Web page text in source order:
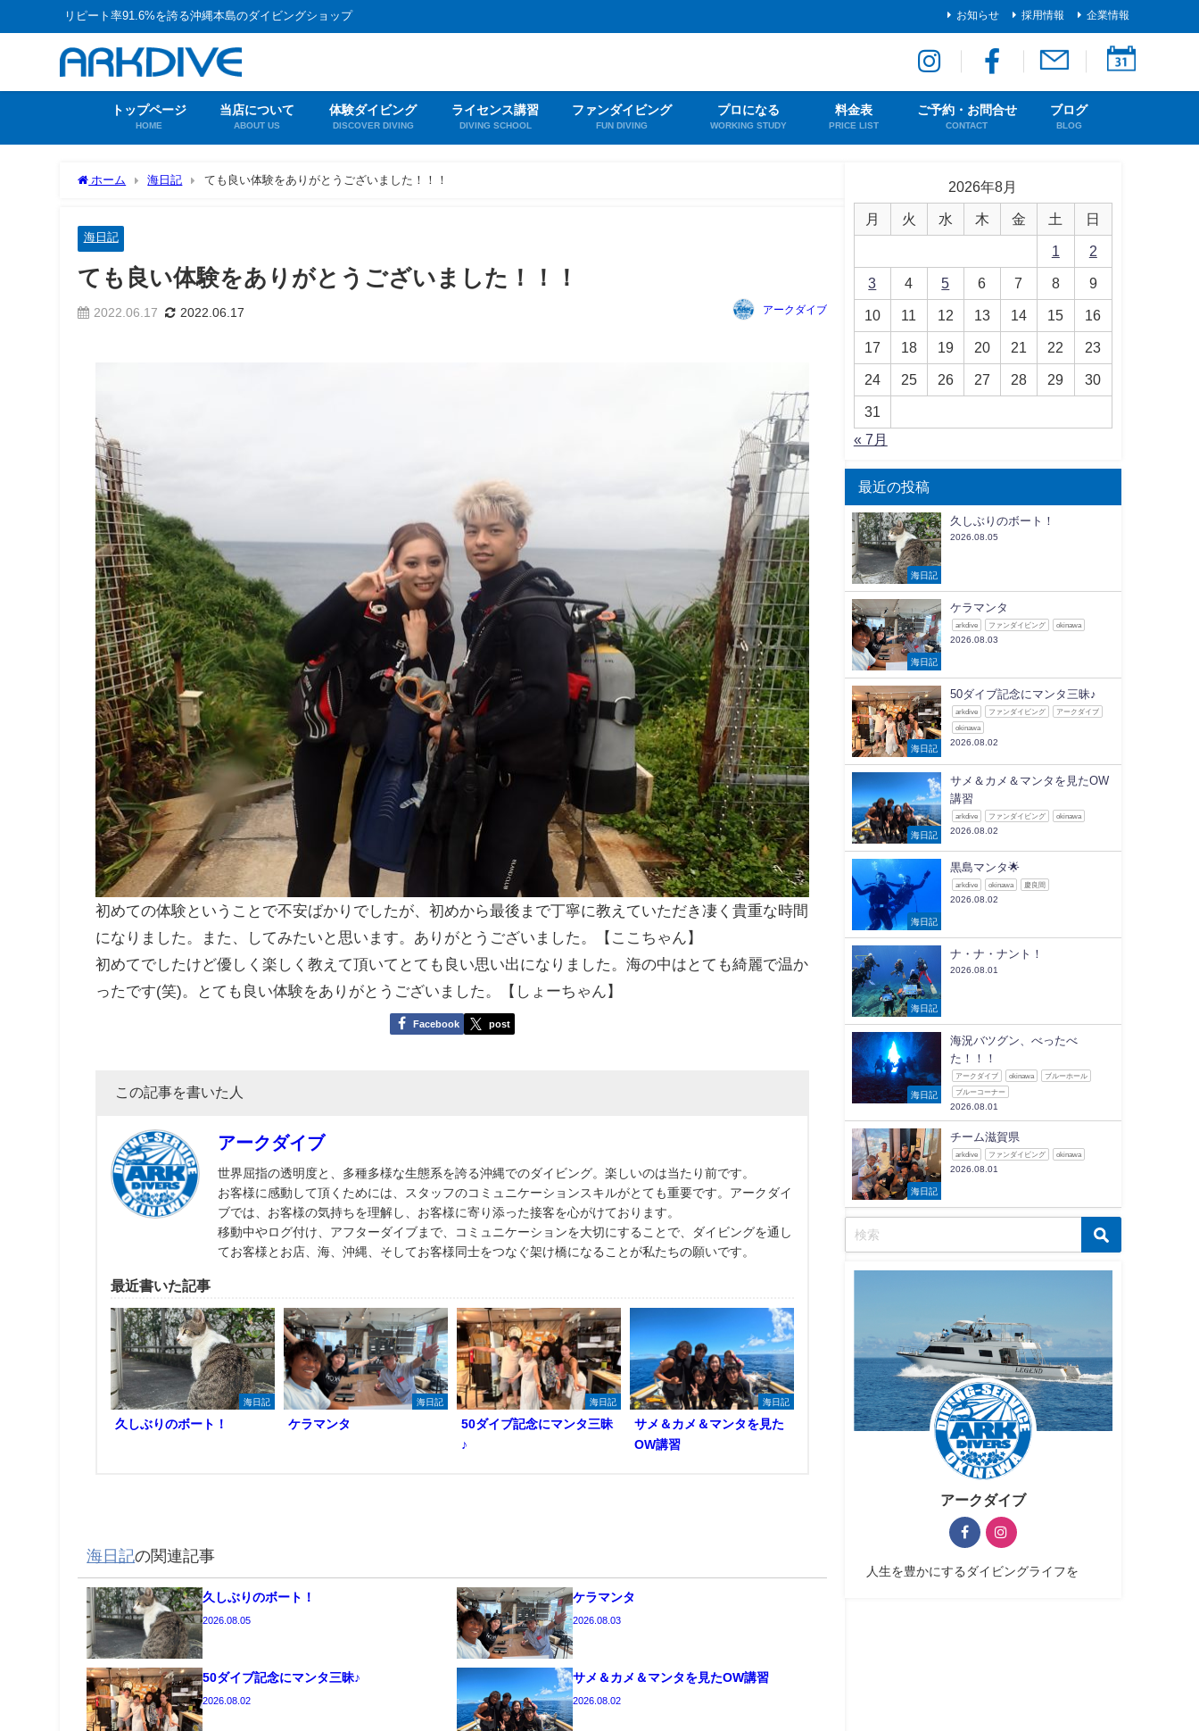
リピート率91.6%を誇る沖縄本島のダイビングショップ お知らせ 採用情報 企業情報
トップページ
HOME
当店について
ABOUT US
体験ダイビング
DISCOVER DIVING
ライセンス講習
DIVING SCHOOL
ファンダイビング
FUN DIVING
プロになる
WORKING STUDY
料金表
PRICE LIST
ご予約・お問合せ
CONTACT
ブログ
BLOG
ホーム 海日記 ても良い体験をありがとうございました！！！
海日記
ても良い体験をありがとうございました！！！
2022.06.17 2022.06.17 アークダイブ
初めての体験ということで不安ばかりでしたが、初めから最後まで丁寧に教えていただき凄く貴重な時間
になりました。また、してみたいと思います。ありがとうございました。【ここちゃん】
初めてでしたけど優しく楽しく教えて頂いてとても良い思い出になりました。海の中はとても綺麗で温か
ったです(笑)。とても良い体験をありがとうございました。【しょーちゃん】
Facebook post
この記事を書いた人
アークダイブ
世界屈指の透明度と、多種多様な生態系を誇る沖縄でのダイビング。楽しいのは当たり前です。
お客様に感動して頂くためには、スタッフのコミュニケーションスキルがとても重要です。アークダイ
ブでは、お客様の気持ちを理解し、お客様に寄り添った接客を心がけております。
移動中やログ付け、アフターダイブまで、コミュニケーションを大切にすることで、ダイビングを通し
てお客様とお店、海、沖縄、そしてお客様同士をつなぐ架け橋になることが私たちの願いです。
最近書いた記事
海日記
久しぶりのボート！
海日記
ケラマンタ
海日記
50ダイブ記念にマンタ三昧
♪
海日記
サメ＆カメ＆マンタを見た
OW講習
海日記の関連記事
久しぶりのボート！
2026.08.05
ケラマンタ
2026.08.03
50ダイブ記念にマンタ三昧♪
2026.08.02
サメ＆カメ＆マンタを見たOW講習
2026.08.02
2026年8月
月 火 水 木 金 土 日
1 2
3 4 5 6 7 8 9
10 11 12 13 14 15 16
17 18 19 20 21 22 23
24 25 26 27 28 29 30
31
« 7月
最近の投稿
海日記
久しぶりのボート！
2026.08.05
海日記
ケラマンタ
arkdive ファンダイビング okinawa
2026.08.03
海日記
50ダイブ記念にマンタ三昧♪
arkdive ファンダイビング アークダイブ
okinawa
2026.08.02
海日記
サメ＆カメ＆マンタを見たOW
講習
arkdive ファンダイビング okinawa
2026.08.02
海日記
黒島マンタ🌟
arkdive okinawa 慶良間
2026.08.02
海日記
ナ・ナ・ナント！
2026.08.01
海日記
海況バツグン、べったべ
た！！！
アークダイブ okinawa ブルーホール
ブルーコーナー
2026.08.01
海日記
チーム滋賀県
arkdive ファンダイビング okinawa
2026.08.01
アークダイブ
人生を豊かにするダイビングライフを